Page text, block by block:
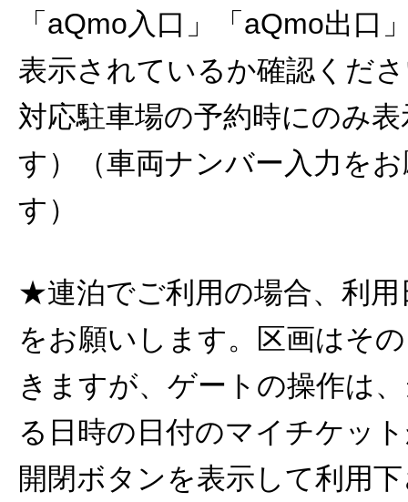
「aQmo入口」「aQmo出口
表示されているか確認くだ
対応駐車場の予約時にのみ
す）（車両ナンバー入力を
す）
★連泊でご利用の場合、利用
をお願いします。区画はそ
きますが、ゲートの操作は
る日時の日付のマイチケッ
開閉ボタンを表示して利用